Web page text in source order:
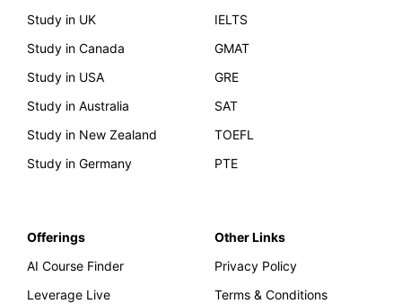
Study in UK
Study in Canada
Study in USA
Study in Australia
Study in New Zealand
Study in Germany
IELTS
GMAT
GRE
SAT
TOEFL
PTE
Offerings
AI Course Finder
Leverage Live
Other Links
Privacy Policy
Terms & Conditions